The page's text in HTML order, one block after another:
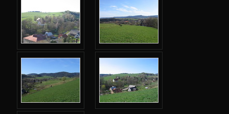
Jarní 2014
Podzimní 2013
Jarní 2012
Podzimní 2011